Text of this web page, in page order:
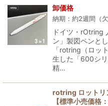
卸価格
納期：約2週間（
ドイツ・rOtring
ン」製図ペンと
「rotring（ロッ
生した「600シ
精…
rotring ロットリ
【標準小売価格